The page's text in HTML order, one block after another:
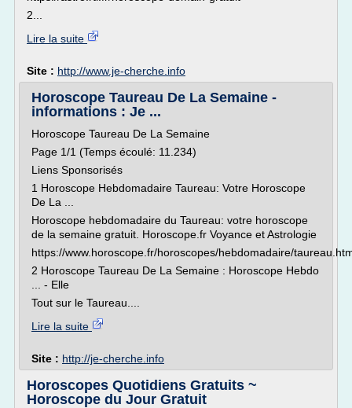
2...
Lire la suite
Site : http://www.je-cherche.info
Horoscope Taureau De La Semaine -
informations : Je ...
Horoscope Taureau De La Semaine
Page 1/1 (Temps écoulé: 11.234)
Liens Sponsorisés
1 Horoscope Hebdomadaire Taureau: Votre Horoscope
De La ...
Horoscope hebdomadaire du Taureau: votre horoscope
de la semaine gratuit. Horoscope.fr Voyance et Astrologie
https://www.horoscope.fr/horoscopes/hebdomadaire/
2 Horoscope Taureau De La Semaine : Horoscope Hebdo
... - Elle
Tout sur le Taureau....
Lire la suite
Site : http://je-cherche.info
Horoscopes Quotidiens Gratuits ~
Horoscope du Jour Gratuit